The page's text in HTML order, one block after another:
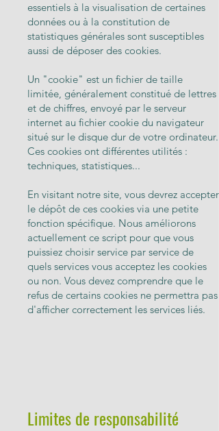
essentiels à la visualisation de certaines
données ou à la constitution de
statistiques générales sont susceptibles
aussi de déposer des cookies.
Un "cookie" est un fichier de taille
limitée, généralement constitué de lettres
et de chiffres, envoyé par le serveur
internet au fichier cookie du navigateur
situé sur le disque dur de votre ordinateur.
Ces cookies ont différentes utilités :
techniques, statistiques...
En visitant notre site, vous devrez accepter
le dépôt de ces cookies via une petite
fonction spécifique. Nous améliorons
actuellement ce script pour que vous
puissiez choisir service par service de
quels services vous acceptez les cookies
ou non. Vous devez comprendre que le
refus de certains cookies ne permettra pas
d'afficher correctement les services liés.
Limites de responsabilité